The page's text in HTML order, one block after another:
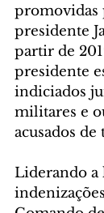
promovidas
presidente
partir de
presidente
indiciados
militares e
acusados
Liderando a